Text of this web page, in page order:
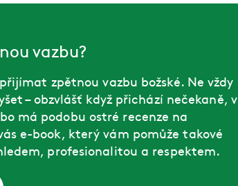
vazbu?
zpětnou vazbu božské. Ne vždy
– obzvlášť když přichází nečekaně, v
má podobu ostré recenze na
e-book, který vám pomůže takové
profesionalitou a respektem.